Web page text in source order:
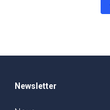
Newsletter